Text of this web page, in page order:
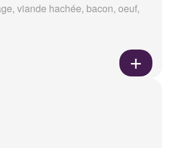
viande hachée, bacon, oeuf,